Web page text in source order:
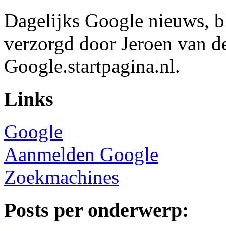
Dagelijks Google nieuws,
verzorgd door Jeroen van
Google.startpagina.nl.
Links
Google
Aanmelden Google
Zoekmachines
Posts per onderwerp: